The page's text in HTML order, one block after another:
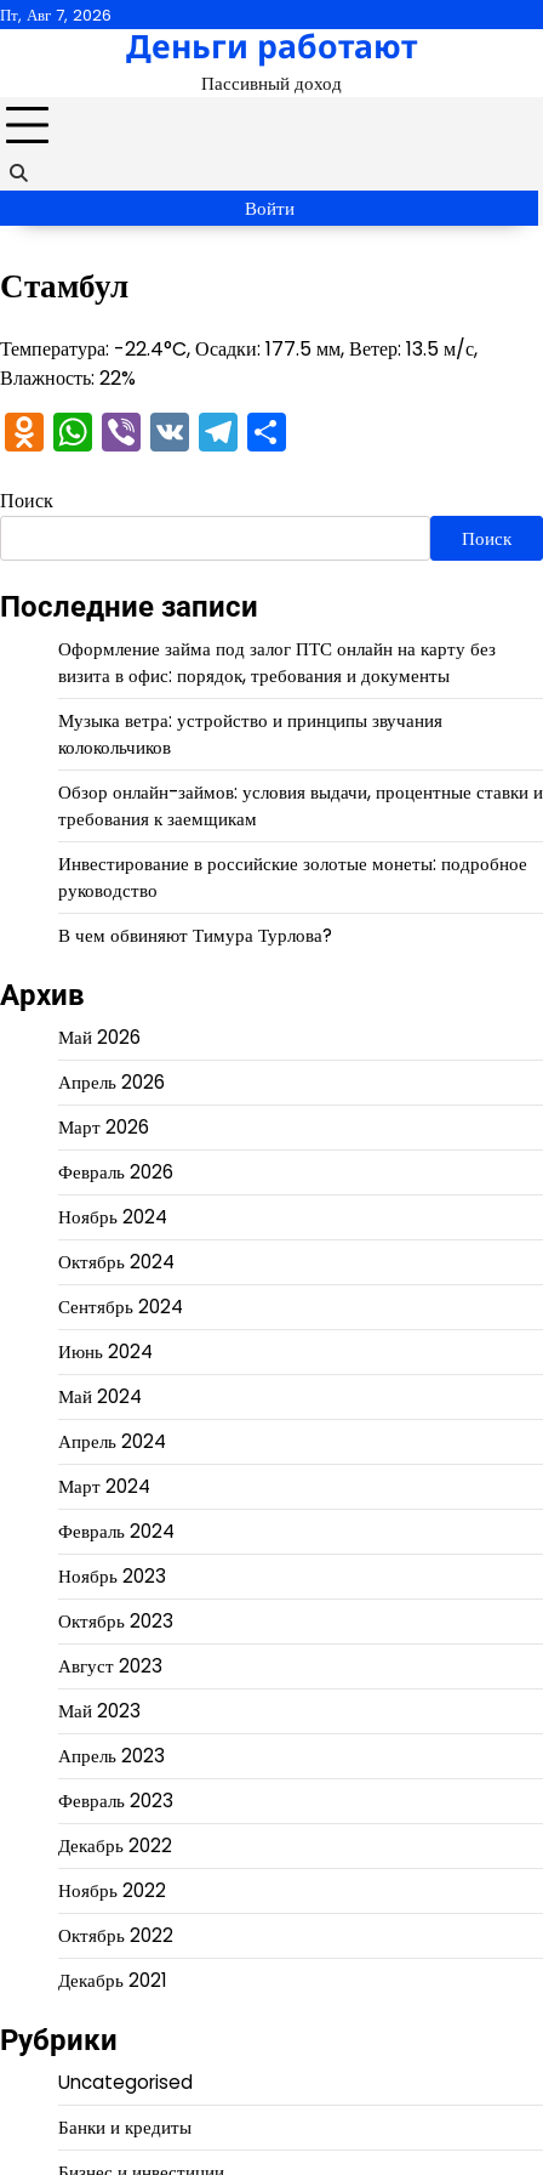
Перейти
Пт, Авг 7, 2026
Деньги работают
Пассивный доход
Войти
Стамбул
Температура: -22.4°C, Осадки: 177.5 мм, Ветер: 13.5 м/с,
Влажность: 22%
Odnoklassniki
WhatsApp
Viber
VKTelegram
Поиск
Поиск
Последние записи
Оформление займа под залог ПТС онлайн на карту без
визита в офис: порядок, требования и документы
Музыка ветра: устройство и принципы звучания
колокольчиков
Обзор онлайн-займов: условия выдачи, процентные ставки и
требования к заемщикам
Инвестирование в российские золотые монеты: подробное
руководство
В чем обвиняют Тимура Турлова?
Архив
Май 2026
Апрель 2026
Март 2026
Февраль 2026
Ноябрь 2024
Октябрь 2024
Сентябрь 2024
Июнь 2024
Май 2024
Апрель 2024
Март 2024
Февраль 2024
Ноябрь 2023
Октябрь 2023
Август 2023
Май 2023
Апрель 2023
Февраль 2023
Декабрь 2022
Ноябрь 2022
Октябрь 2022
Декабрь 2021
Рубрики
Uncategorised
Банки и кредиты